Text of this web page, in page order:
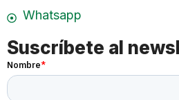
Whatsapp
Suscríbete al